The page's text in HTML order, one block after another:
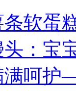
软蛋
：宝
满呵